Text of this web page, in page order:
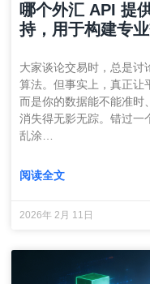
哪个外汇 API 提
持，用于构建专
大家谈论交易时，总是讨
算法。但事实上，真正让
而是你的数据能不能准时
消失得无影无踪。错过一
乱涂…
阅读全文
2026年 2月 11日